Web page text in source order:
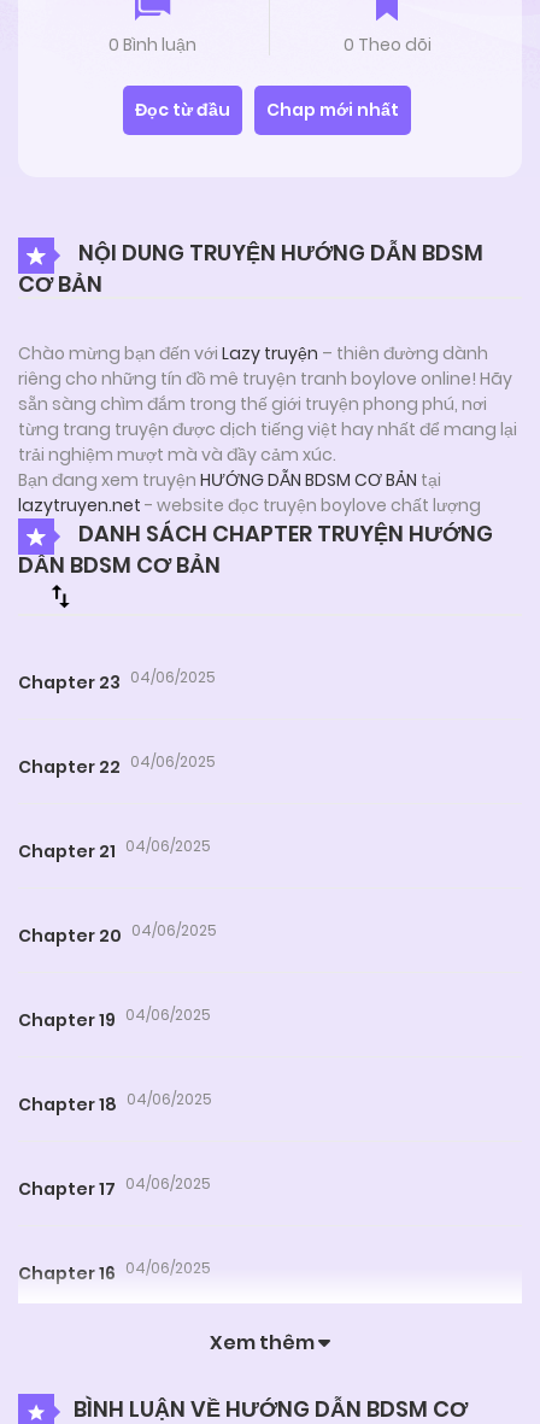
0 Bình luận 0 Theo dõi
Đọc từ đầu Chap mới nhất
NỘI DUNG TRUYỆN HƯỚNG DẪN BDSM
CƠ BẢN
Chào mừng bạn đến với Lazy truyện – thiên đường dành
riêng cho những tín đồ mê truyện tranh boylove online! Hãy
sẵn sàng chìm đắm trong thế giới truyện phong phú, nơi
từng trang truyện được dịch tiếng việt hay nhất để mang lại
trải nghiệm mượt mà và đầy cảm xúc.
Bạn đang xem truyện HƯỚNG DẪN BDSM CƠ BẢN tại
lazytruyen.net - website đọc truyện boylove chất lượng
DANH SÁCH CHAPTER TRUYỆN HƯỚNG
DẪN BDSM CƠ BẢN
Chapter 23 04/06/2025
Chapter 22 04/06/2025
Chapter 21 04/06/2025
Chapter 20 04/06/2025
Chapter 19 04/06/2025
Chapter 18 04/06/2025
Chapter 17 04/06/2025
Chapter 16 04/06/2025
04/06/2025Xem thêm
BÌNH LUẬN VỀ HƯỚNG DẪN BDSM CƠ